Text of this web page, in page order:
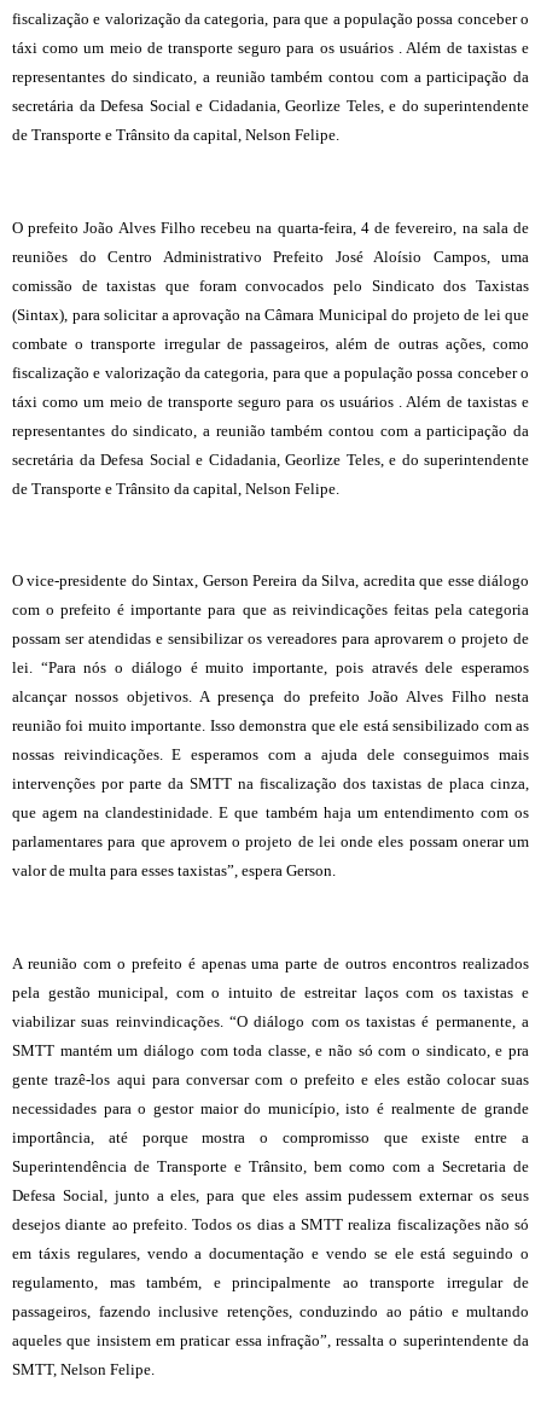
fiscalização e valorização da categoria, para que a população possa conceber o
táxi como um meio de transporte seguro para os usuários . Além de taxistas e
representantes do sindicato, a reunião também contou com a participação da
secretária da Defesa Social e Cidadania, Georlize Teles, e do superintendente
de Transporte e Trânsito da capital, Nelson Felipe.
O prefeito João Alves Filho recebeu na quarta-feira, 4 de fevereiro, na sala de
reuniões do Centro Administrativo Prefeito José Aloísio Campos, uma
comissão de taxistas que foram convocados pelo Sindicato dos Taxistas
(Sintax), para solicitar a aprovação na Câmara Municipal do projeto de lei que
combate o transporte irregular de passageiros, além de outras ações, como
fiscalização e valorização da categoria, para que a população possa conceber o
táxi como um meio de transporte seguro para os usuários . Além de taxistas e
representantes do sindicato, a reunião também contou com a participação da
secretária da Defesa Social e Cidadania, Georlize Teles, e do superintendente
de Transporte e Trânsito da capital, Nelson Felipe.
O vice-presidente do Sintax, Gerson Pereira da Silva, acredita que esse diálogo
com o prefeito é importante para que as reivindicações feitas pela categoria
possam ser atendidas e sensibilizar os vereadores para aprovarem o projeto de
lei. “Para nós o diálogo é muito importante, pois através dele esperamos
alcançar nossos objetivos. A presença do prefeito João Alves Filho nesta
reunião foi muito importante. Isso demonstra que ele está sensibilizado com as
nossas reivindicações. E esperamos com a ajuda dele conseguimos mais
intervenções por parte da SMTT na fiscalização dos taxistas de placa cinza,
que agem na clandestinidade. E que também haja um entendimento com os
parlamentares para que aprovem o projeto de lei onde eles possam onerar um
valor de multa para esses taxistas”, espera Gerson.
A reunião com o prefeito é apenas uma parte de outros encontros realizados
pela gestão municipal, com o intuito de estreitar laços com os taxistas e
viabilizar suas reinvindicações. “O diálogo com os taxistas é permanente, a
SMTT mantém um diálogo com toda classe, e não só com o sindicato, e pra
gente trazê-los aqui para conversar com o prefeito e eles estão colocar suas
necessidades para o gestor maior do município, isto é realmente de grande
importância, até porque mostra o compromisso que existe entre a
Superintendência de Transporte e Trânsito, bem como com a Secretaria de
Defesa Social, junto a eles, para que eles assim pudessem externar os seus
desejos diante ao prefeito. Todos os dias a SMTT realiza fiscalizações não só
em táxis regulares, vendo a documentação e vendo se ele está seguindo o
regulamento, mas também, e principalmente ao transporte irregular de
passageiros, fazendo inclusive retenções, conduzindo ao pátio e multando
aqueles que insistem em praticar essa infração”, ressalta o superintendente da
SMTT, Nelson Felipe.